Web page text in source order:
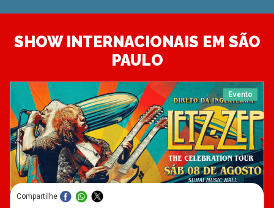
SHOW INTERNACIONAIS EM SÃO
PAULO
Evento
Compartilhe